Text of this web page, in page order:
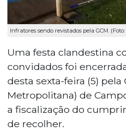
Infratores sendo revistados pela GCM. (Foto:
Uma festa clandestina
convidados foi
desta sexta-feira (5) pela
Metropolitana) de
a fiscalização do
de recolher.